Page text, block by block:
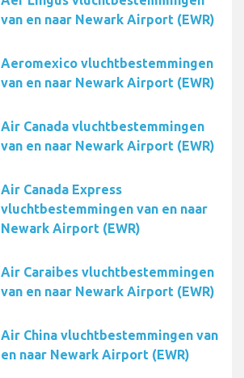
van en naar Newark Airport (EWR)
Aeromexico vluchtbestemmingen
van en naar Newark Airport (EWR)
Air Canada vluchtbestemmingen
van en naar Newark Airport (EWR)
Air Canada Express
vluchtbestemmingen van en naar
Newark Airport (EWR)
Air Caraibes vluchtbestemmingen
van en naar Newark Airport (EWR)
Air China vluchtbestemmingen van
en naar Newark Airport (EWR)